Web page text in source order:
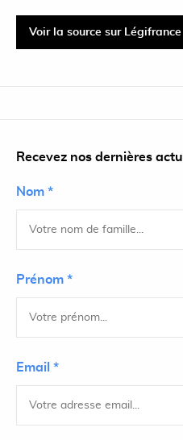
Voir la source sur Légifrance
Recevez nos dernières
Nom *
Prénom *
Email *